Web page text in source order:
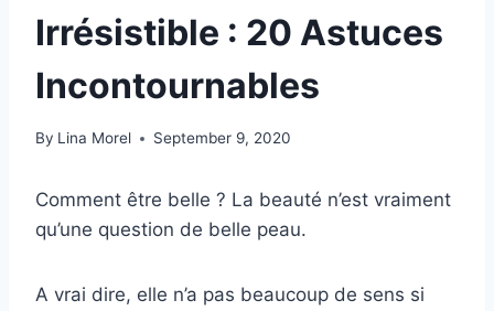
Irrésistible : 20 Astuces
Incontournables
By Lina Morel September 9, 2020
Comment être belle ? La beauté n’est vraiment
qu’une question de belle peau.
A vrai dire, elle n’a pas beaucoup de sens si